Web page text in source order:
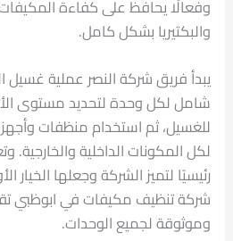
وفعالًا يحافظ على كفاءة المكيفات
والبكتيريا بشكل كامل.
يبدأ فريق شركة النصر عملية
شامل لكل وحدة لتحديد مستوى
للغسيل، ثم استخدام منظفات
لكل المكونات الداخلية والخارجية.
رئيسيًا لتميز الشركة وجعلها
شركة تنظيف مكيفات في ابوظبي
وموثوقة لجميع الوحدات.